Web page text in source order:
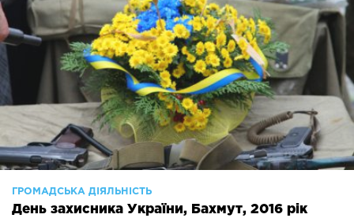
ГРОМАДСЬКА ДІЯЛЬНІСТЬ
День захисника України, Бахмут, 2016 рік